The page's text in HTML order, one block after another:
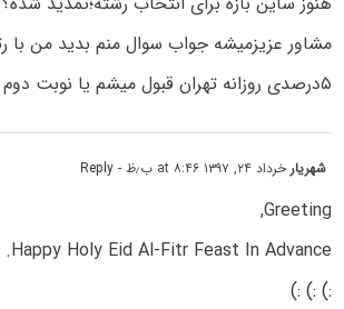
۵درصدی روزانه تهران قبول میشم یا نوبت دوم هم بزنم حتما
شهریار خرداد ۲۴, ۱۳۹۷ at ۸:۴۶ ب٫ظ - Reply
Greeting,
Happy Holy Eid Al-Fitr Feast In Advance.
:) :) :)